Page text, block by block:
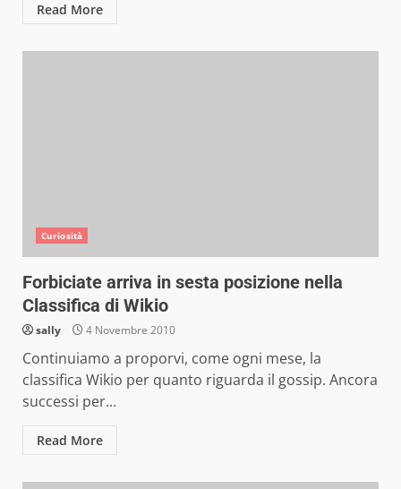
Read More
Curiosità
Forbiciate arriva in sesta posizione nella
Classifica di Wikio
sally 4 Novembre 2010
Continuiamo a proporvi, come ogni mese, la
classifica Wikio per quanto riguarda il gossip. Ancora
successi per...
Read More